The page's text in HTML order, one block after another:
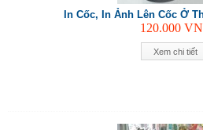
Xem chi tiết
In Cốc, In Ảnh Lên Cốc Ở
120.000